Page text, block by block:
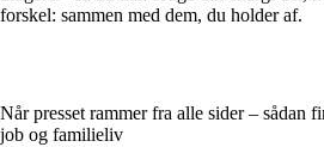
forskel: sammen med dem, du holder af.
Når presset rammer fra alle sider – sådan
job og familieliv